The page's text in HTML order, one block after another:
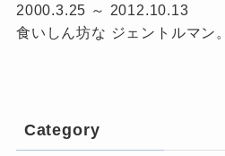
2000.3.25 ～ 2012.10.13
食いしん坊な ジェントルマン。
Category